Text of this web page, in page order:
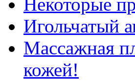
Игольчатый
Массажная
кожей!